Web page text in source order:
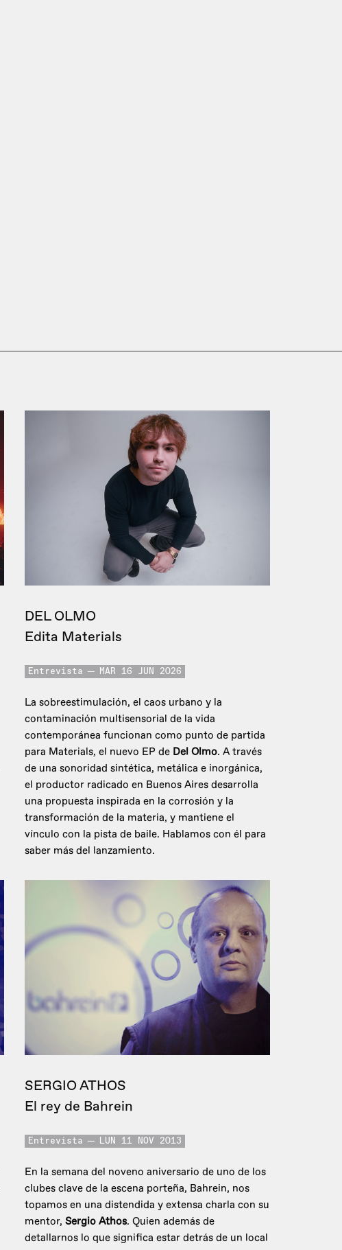
DEL OLMO
Edita Materials
Entrevista MAR 16 JUN 2026
La sobreestimulación, el caos urbano y la
contaminación multisensorial de la vida
contemporánea funcionan como punto de partida
para Materials, el nuevo EP de Del Olmo. A través
de una sonoridad sintética, metálica e inorgánica,
el productor radicado en Buenos Aires desarrolla
una propuesta inspirada en la corrosión y la
transformación de la materia, y mantiene el
vínculo con la pista de baile. Hablamos con él para
saber más del lanzamiento.
SERGIO ATHOS
El rey de Bahrein
Entrevista LUN 11 NOV 2013
En la semana del noveno aniversario de uno de los
clubes clave de la escena porteña, Bahrein, nos
topamos en una distendida y extensa charla con su
mentor, Sergio Athos. Quien además de
detallarnos lo que significa estar detrás de un local